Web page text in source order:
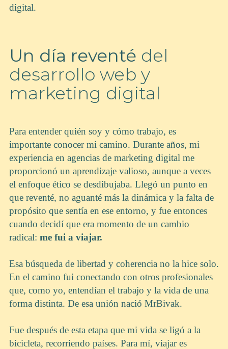
digital.
Un día reventé del
desarrollo web y
marketing digital
Para entender quién soy y cómo trabajo, es
importante conocer mi camino. Durante años, mi
experiencia en agencias de marketing digital me
proporcionó un aprendizaje valioso, aunque a veces
el enfoque ético se desdibujaba. Llegó un punto en
que reventé, no aguanté más la dinámica y la falta de
propósito que sentía en ese entorno, y fue entonces
cuando decidí que era momento de un cambio
radical: me fui a viajar.
Esa búsqueda de libertad y coherencia no la hice solo.
En el camino fui conectando con otros profesionales
que, como yo, entendían el trabajo y la vida de una
forma distinta. De esa unión nació MrBivak.
Fue después de esta etapa que mi vida se ligó a la
bicicleta, recorriendo países. Para mí, viajar es